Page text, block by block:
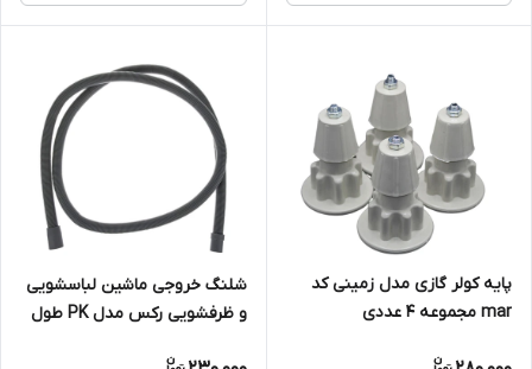
پایه کولر گازی مدل زمینی کد
mar مجموعه 4 عددی
شلنگ خروجی ماشین لباسشویی
و ظرفشویی رکس مدل PK طول